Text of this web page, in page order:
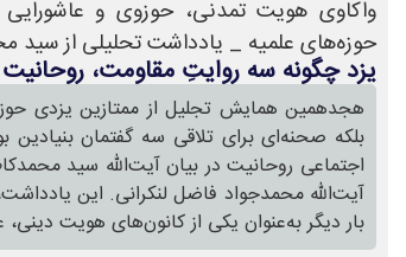
واکاوی هویت تمدنی، حوزوی و
حوزه‌های علمیه _ یادداشت تحلیلی از سید
یزد چگونه سه روایتِ مقاومت،
هجدهمین همایش تجلیل از ممتازین یزدی
بلکه صحنه‌ای برای تلاقی سه گفتمان بنیادین
اجتماعی روحانیت در بیان آیت‌الله سید
آیت‌الله محمدجواد فاضل لنکرانی. این
بار دیگر به‌عنوان یکی از کانون‌های هویت